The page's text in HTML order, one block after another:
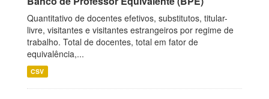
Quantitativo de docentes efetivos, substitutos, titular-
livre, visitantes e visitantes estrangeiros por regime de
trabalho. Total de docentes, total em fator de
equivalência,...
CSV